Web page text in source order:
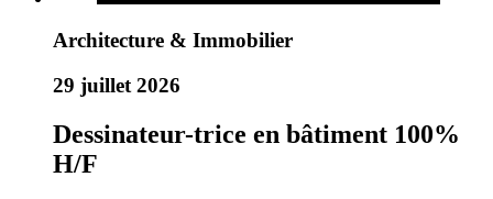
Architecture & Immobilier
29 juillet 2026
Dessinateur-trice en bâtiment 100%
H/F